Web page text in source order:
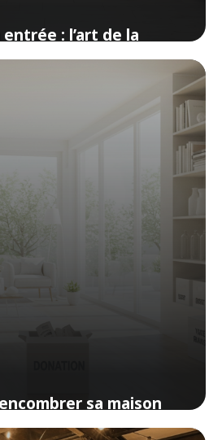
: l’art de la
à la maison
sa maison
(ni culpabiliser)